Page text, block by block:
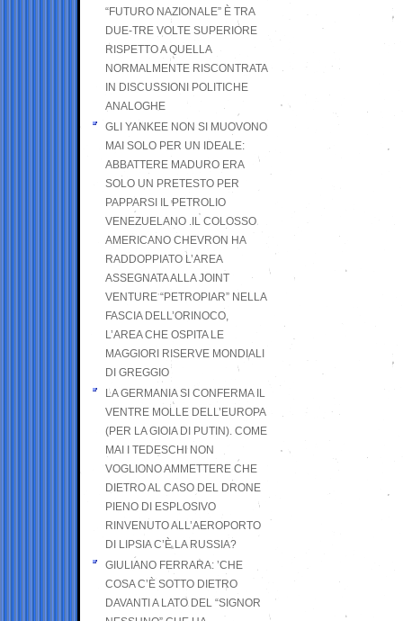
“FUTURO NAZIONALE” È TRA
DUE-TRE VOLTE SUPERIORE
RISPETTO A QUELLA
NORMALMENTE RISCONTRATA
IN DISCUSSIONI POLITICHE
ANALOGHE
GLI YANKEE NON SI MUOVONO
MAI SOLO PER UN IDEALE:
ABBATTERE MADURO ERA
SOLO UN PRETESTO PER
PAPPARSI IL PETROLIO
VENEZUELANO .IL COLOSSO
AMERICANO CHEVRON HA
RADDOPPIATO L’AREA
ASSEGNATA ALLA JOINT
VENTURE “PETROPIAR” NELLA
FASCIA DELL’ORINOCO,
L’AREA CHE OSPITA LE
MAGGIORI RISERVE MONDIALI
DI GREGGIO
LA GERMANIA SI CONFERMA IL
VENTRE MOLLE DELL’EUROPA
(PER LA GIOIA DI PUTIN). COME
MAI I TEDESCHI NON
VOGLIONO AMMETTERE CHE
DIETRO AL CASO DEL DRONE
PIENO DI ESPLOSIVO
RINVENUTO ALL’AEROPORTO
DI LIPSIA C’È LA RUSSIA?
GIULIANO FERRARA: ’CHE
COSA C’È SOTTO DIETRO
DAVANTI A LATO DEL “SIGNOR